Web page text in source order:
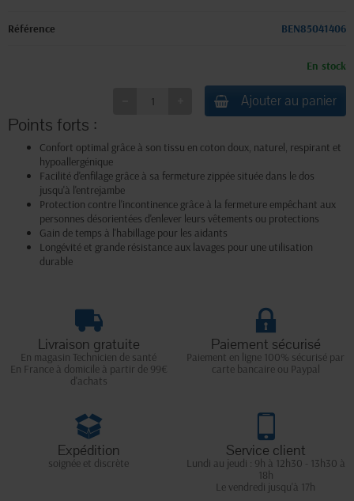
Référence BEN85041406
En stock
Ajouter au panier
Points forts :
Confort optimal grâce à son tissu en coton doux, naturel, respirant et
hypoallergénique
Facilité d'enfilage grâce à sa fermeture zippée située dans le dos
jusqu'à l'entrejambe
Protection contre l'incontinence grâce à la fermeture empêchant aux
personnes désorientées d'enlever leurs vêtements ou protections
Gain de temps à l'habillage pour les aidants
Longévité et grande résistance aux lavages pour une utilisation
durable
Livraison gratuite
En magasin Technicien de santé
En France à domicile à partir de 99€
d'achats
Paiement sécurisé
Paiement en ligne 100% sécurisé par
carte bancaire ou Paypal
Expédition
soignée et discrète
Service client
Lundi au jeudi : 9h à 12h30 - 13h30 à
18h
Le vendredi jusqu'à 17h